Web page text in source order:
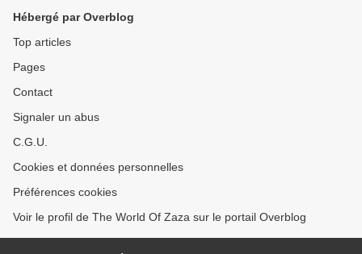
Hébergé par Overblog
Top articles
Pages
Contact
Signaler un abus
C.G.U.
Cookies et données personnelles
Préférences cookies
Voir le profil de The World Of Zaza sur le portail Overblog